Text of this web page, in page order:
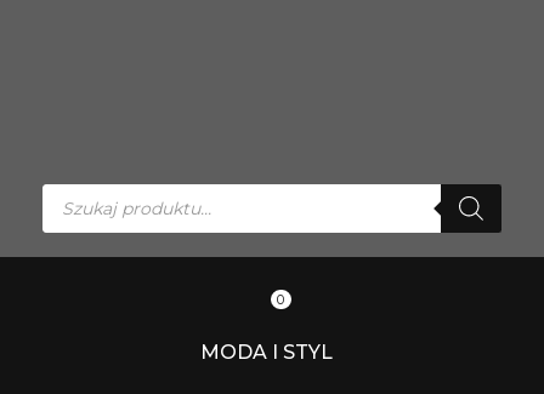
Wyszukiwarka
produktów
0
MODA I STYL